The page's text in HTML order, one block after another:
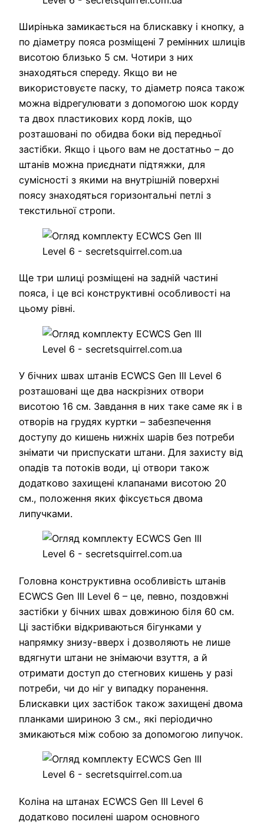
Ширінька замикається на блискавку і кнопку, а
по діаметру пояса розміщені 7 ремінних шлиців
висотою близько 5 см. Чотири з них
знаходяться спереду. Якщо ви не
використовуєте паску, то діаметр пояса також
можна відрегулювати з допомогою шок корду
та двох пластикових корд локів, що
розташовані по обидва боки від передньої
застібки. Якщо і цього вам не достатньо – до
штанів можна приєднати підтяжки, для
сумісності з якими на внутрішній поверхні
поясу знаходяться горизонтальні петлі з
текстильної стропи.
Ще три шлиці розміщені на задній частині
пояса, і це всі конструктивні особливості на
цьому рівні.
У бічних швах штанів ECWCS Gen III Level 6
розташовані ще два наскрізних отвори
висотою 16 см. Завдання в них таке саме як і в
отворів на грудях куртки – забезпечення
доступу до кишень нижніх шарів без потреби
знімати чи приспускати штани. Для захисту від
опадів та потоків води, ці отвори також
додатково захищені клапанами висотою 20
см., положення яких фіксується двома
липучками.
Головна конструктивна особливість штанів
ECWCS Gen III Level 6 – це, певно, поздовжні
застібки у бічних швах довжиною біля 60 см.
Ці застібки відкриваються бігунками у
напрямку знизу-вверх і дозволяють не лише
вдягнути штани не знімаючи взуття, а й
отримати доступ до стегнових кишень у разі
потреби, чи до ніг у випадку поранення.
Блискавки цих застібок також захищені двома
планками шириною 3 см., які періодично
змикаються між собою за допомогою липучок.
Коліна на штанах ECWCS Gen III Level 6
додатково посилені шаром основного